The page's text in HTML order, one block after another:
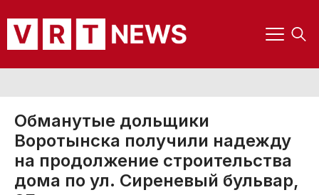
Обманутые дольщики
Воротынска получили надежду
на продолжение строительства
дома по ул. Сиреневый бульвар,